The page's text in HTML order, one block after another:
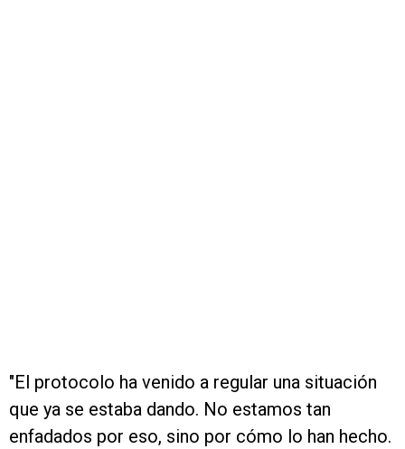
"El protocolo ha venido a regular una situación
que ya se estaba dando. No estamos tan
enfadados por eso, sino por cómo lo han hecho.